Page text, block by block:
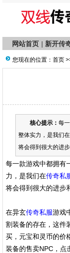
网站首页 | 新开传
您现在的位置： 首页
核心提示： 每
整体实力，是我们
将会得到很大的进
每一款游戏中都拥有
力，是我们在传奇私
将会得到很大的进步
在异玄传奇私服游戏
割装备的存在，这件
买，元宝和灵币的价
装备的售卖NPC，点